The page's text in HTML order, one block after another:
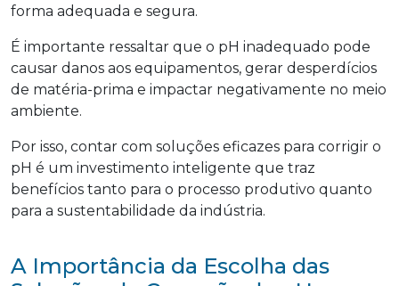
forma adequada e segura.
É importante ressaltar que o pH inadequado pode
causar danos aos equipamentos, gerar desperdícios
de matéria-prima e impactar negativamente no meio
ambiente.
Por isso, contar com soluções eficazes para corrigir o
pH é um investimento inteligente que traz
benefícios tanto para o processo produtivo quanto
para a sustentabilidade da indústria.
A Importância da Escolha das